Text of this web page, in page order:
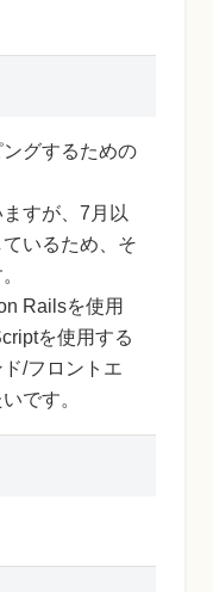
グするための
すが、7月以
いるため、そ
Railsを使用
を使用する
/フロントエ
です。